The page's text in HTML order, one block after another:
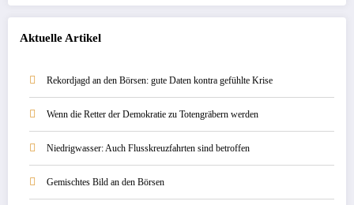
Aktuelle Artikel
Rekordjagd an den Börsen: gute Daten kontra gefühlte Krise
Wenn die Retter der Demokratie zu Totengräbern werden
Niedrigwasser: Auch Flusskreuzfahrten sind betroffen
Gemischtes Bild an den Börsen